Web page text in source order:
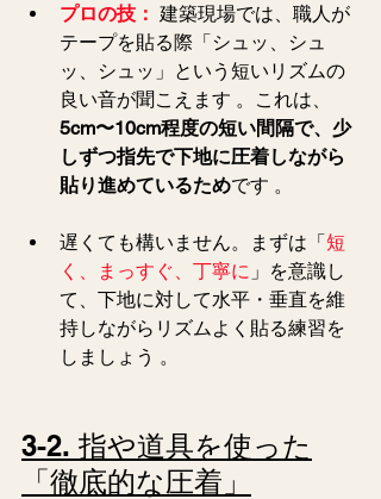
プロの技： 建築現場では、職人が
テープを貼る際「シュッ、シュ
ッ、シュッ」という短いリズムの
良い音が聞こえます 。これは、
5cm〜10cm程度の短い間隔で、少
しずつ指先で下地に圧着しながら
貼り進めているためです 。
遅くても構いません。まずは「短
く、まっすぐ、丁寧に 」を意識し
て、下地に対して水平・垂直を維
持しながらリズムよく貼る練習を
しましょう 。
3-2. 指や道具を使った
「徹底的な圧着」